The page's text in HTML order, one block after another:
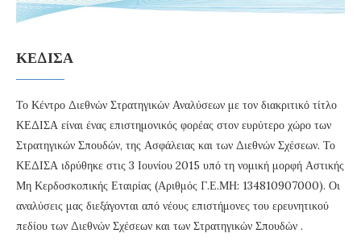
ΚΕΔΙΣΑ
Το Κέντρο Διεθνών Στρατηγικών Αναλύσεων με τον διακριτικό τίτλο
ΚΕΔΙΣΑ είναι ένας επιστημονικός φορέας στον ευρύτερο χώρο των
Στρατηγικών Σπουδών, της Ασφάλειας και των Διεθνών Σχέσεων. Το
ΚΕΔΙΣΑ ιδρύθηκε στις 3 Ιουνίου 2015 υπό τη νομική μορφή Αστικής
Μη Κερδοσκοπικής Εταιρίας (Αριθμός Γ.Ε.ΜΗ: 134810907000). Οι
αναλύσεις μας διεξάγονται από νέους επιστήμονες του ερευνητικού
πεδίου των Διεθνών Σχέσεων και των Στρατηγικών Σπουδών .